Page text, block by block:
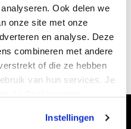
Ook delen we
onze site met onze
en analyse. Deze
combineren met andere
of die ze hebben
van hun services. Je
Instellingen